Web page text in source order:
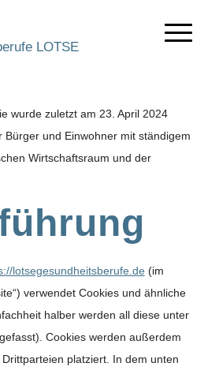
wurde zuletzt am 23. April 2024
Bürger und Einwohner mit ständigem
Wirtschaftsraum und der
lotsegesundheitsberufe.de (im
verwendet Cookies und ähnliche
halber werden all diese unter
Cookies werden außerdem
platziert. In dem unten